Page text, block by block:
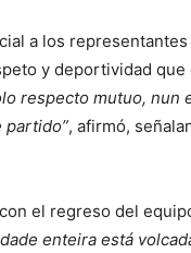
a los
y deportividad
respecto mutuo, nun
partido”, afirmó,
el regreso del
enteira está